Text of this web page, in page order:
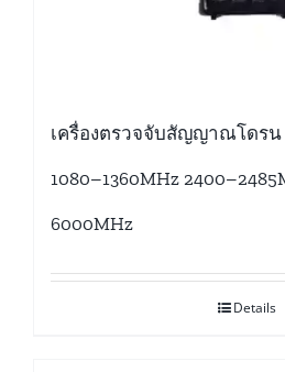
เครื่องตรวจจับสัญญาณโดรน
1080–1360MHz
6000MHz
Details